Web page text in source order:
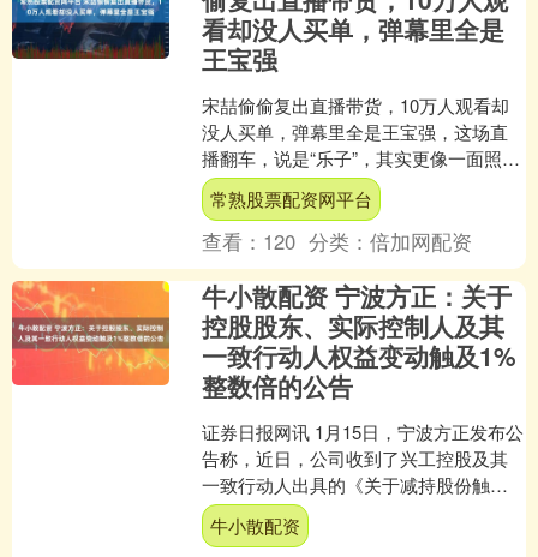
看却没人买单，弹幕里全是
王宝强
宋喆偷偷复出直播带货，10万人观看却
没人买单，弹幕里全是王宝强，这场直
播翻车，说是“乐子”，其实更像一面照妖
镜，宋喆裹着旧棉袄、摆着新疆大枣、
打着“助农”的旗号....
常熟股票配资网平台
查看： 120 分类：倍加网配资
牛小散配资 宁波方正：关于
控股股东、实际控制人及其
一致行动人权益变动触及1%
整数倍的公告
证券日报网讯 1月15日，宁波方正发布公
告称，近日，公司收到了兴工控股及其
一致行动人出具的《关于减持股份触及
1%整数倍的告知函》，获悉兴工控股在
2026 年....
牛小散配资